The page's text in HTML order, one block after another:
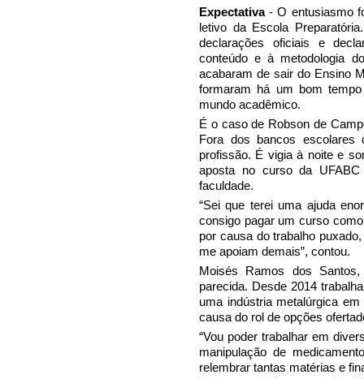
Expectativa- O entusiasmo
letivo da Escola
declarações oficiais e
conteúdo e à metodologia
acabaram de sair do Ensino
formaram há um bom
mundo acadêmico.
É o caso de Robson de
Fora dos bancos escolares
profissão. É vigia à noite e
aposta no curso da
faculdade.
“Sei que terei uma ajuda
consigo pagar um curso
por causa do trabalho
me apoiam demais”, contou.
Moisés Ramos dos
parecida. Desde 2014
uma indústria metalúrgica
causa do rol de opções
“Vou poder trabalhar em
manipulação de
relembrar tantas matérias e